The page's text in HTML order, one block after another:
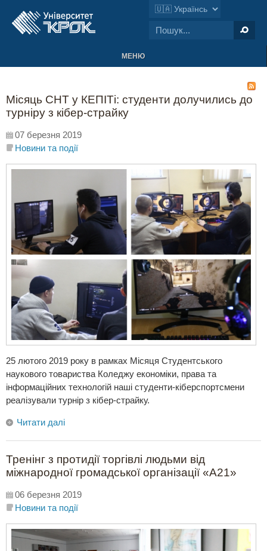
МЕНЮ
Місяць СНТ у КЕПІТі: студенти долучились до
турніру з кібер-страйку
07 березня 2019
Новини та події
25 лютого 2019 року в рамках Місяця Студентського
наукового товариства Коледжу економіки, права та
інформаційних технологій наші студенти-кіберспортсмени
реалізували турнір з кібер-страйку.
Читати далі
Тренінг з протидії торгівлі людьми від
міжнародної громадської організації «А21»
06 березня 2019
Новини та події